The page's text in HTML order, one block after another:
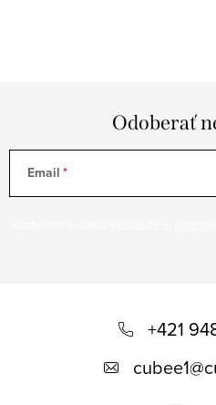
Odoberať
Email
+421
cubee1@